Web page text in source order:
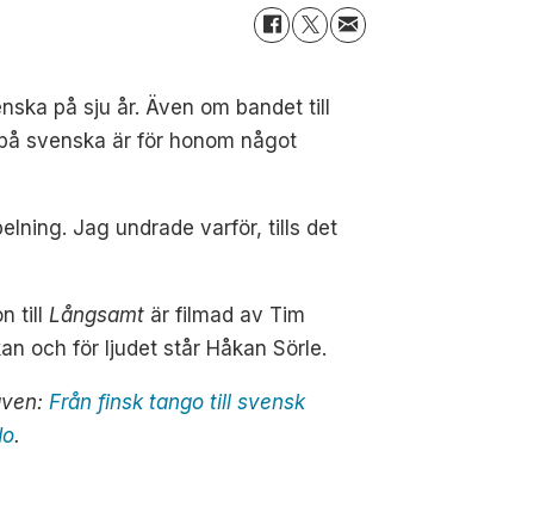
på sju år. Även om bandet till
svenska är för honom något
Jag undrade varför, tills det
tillLångsamt är filmad av Tim
och för ljudet står Håkan Sörle.
Från finsk tango till svensk
.